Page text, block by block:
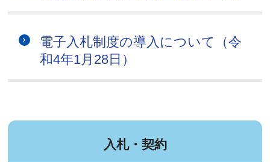
電子入札制度の導入について（令
和4年1月28日）
入札・契約